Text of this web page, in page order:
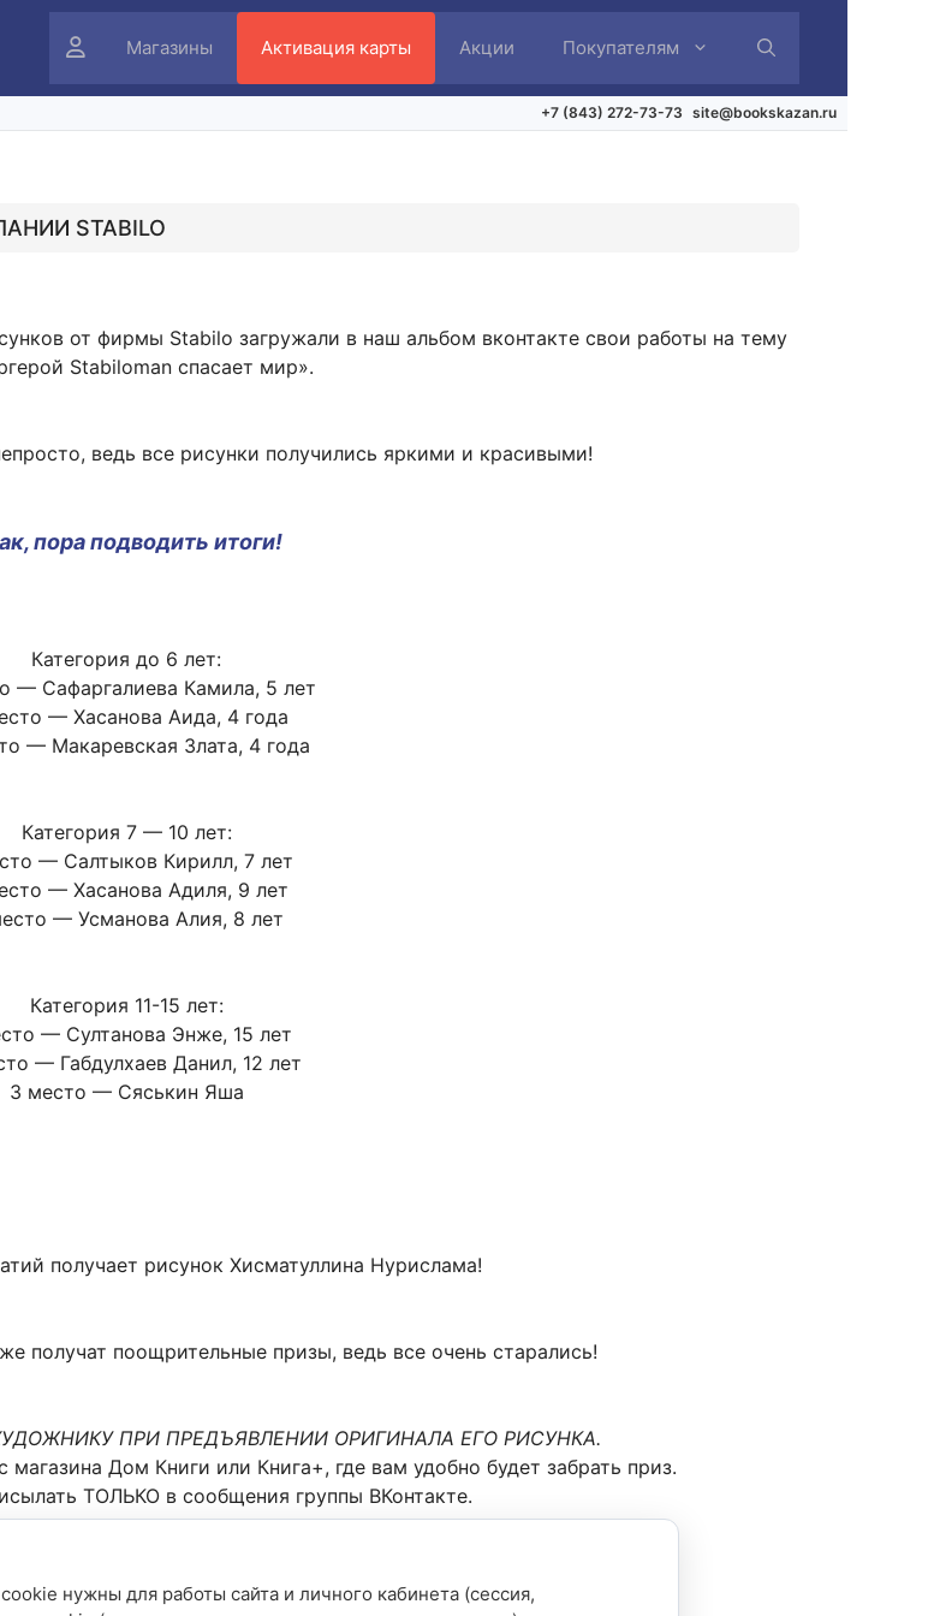
ЛичныйМагазины Активация карты Акции Покупателям
+7 (843) 272-73-73 site@bookskazan.ru
STABILO
от фирмы Stabilo загружали в наш альбом вконтакте свои работы на тему
Stabiloman спасает мир».
ведь все рисунки получились яркими и красивыми!
пора подводить итоги!
Категория до 6 лет:
— Сафаргалиева Камила, 5 лет
— Хасанова Аида, 4 года
— Макаревская Злата, 4 года
Категория 7 — 10 лет:
— Салтыков Кирилл, 7 лет
— Хасанова Адиля, 9 лет
— Усманова Алия, 8 лет
Категория 11-15 лет:
— Султанова Энже, 15 лет
— Габдулхаев Данил, 12 лет
3 место — Сяськин Яша
получает рисунок Хисматуллина Нурислама!
получат поощрительные призы, ведь все очень старались!
ПРИ ПРЕДЪЯВЛЕНИИ ОРИГИНАЛА ЕГО РИСУНКА.
Дом Книги или Книга+, где вам удобно будет забрать приз.
ТОЛЬКО в сообщения группы ВКонтакте.
нужны для работы сайта и личного кабинета (сессия,